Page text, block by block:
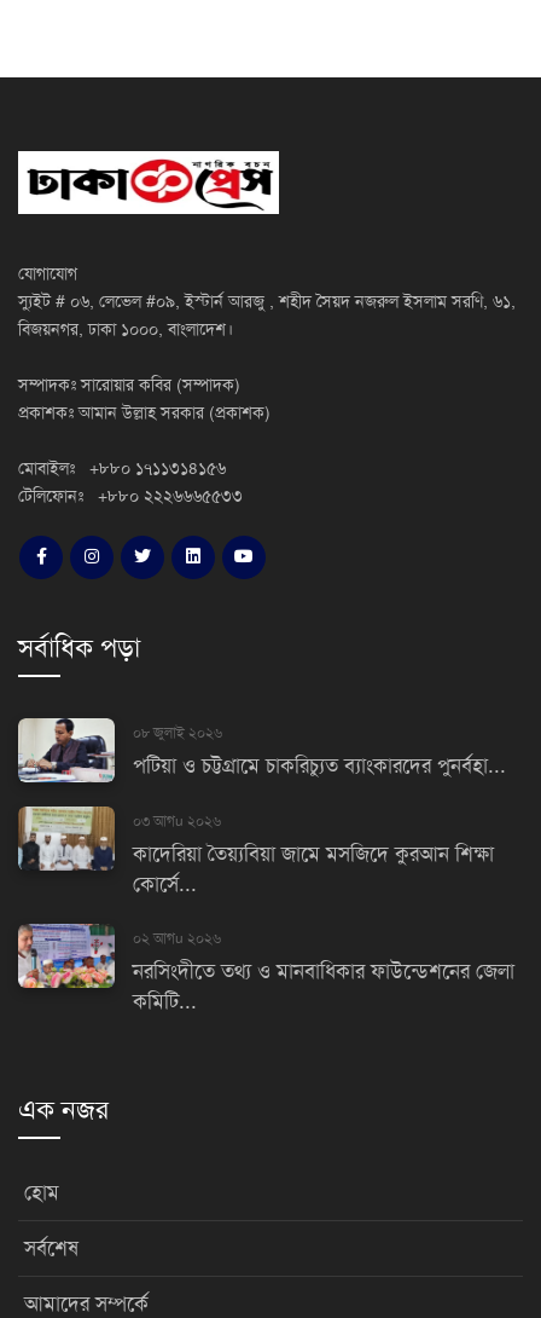
যোগাযোগ
স্যুইট # ০৬, লেভেল #০৯, ইস্টার্ন আরজু , শহীদ সৈয়দ নজরুল ইসলাম সরণি, ৬১,
বিজয়নগর, ঢাকা ১০০০, বাংলাদেশ।
সম্পাদকঃ সারোয়ার কবির (সম্পাদক)
প্রকাশকঃ আমান উল্লাহ সরকার (প্রকাশক)
মোবাইলঃ +৮৮০ ১৭১১৩১৪১৫৬
টেলিফোনঃ +৮৮০ ২২২৬৬৬৫৫৩৩
সর্বাধিক পড়া
০৮ জুলাই ২০২৬
পটিয়া ও চট্টগ্রামে চাকরিচ্যুত ব্যাংকারদের পুনর্বহা...
০৩ আগu ২০২৬
কাদেরিয়া তৈয়্যবিয়া জামে মসজিদে কুরআন শিক্ষা
কোর্সে...
০২ আগu ২০২৬
নরসিংদীতে তথ্য ও মানবাধিকার ফাউন্ডেশনের জেলা
কমিটি...
এক নজর
হোম
সর্বশেষ
আমাদের সম্পর্কে